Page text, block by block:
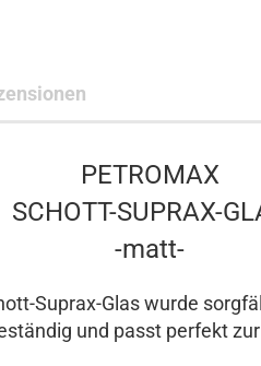
PETROMAX
SCHOTT-SUPRAX-
-matt-
Suprax-Glas wurde
und passt perfekt